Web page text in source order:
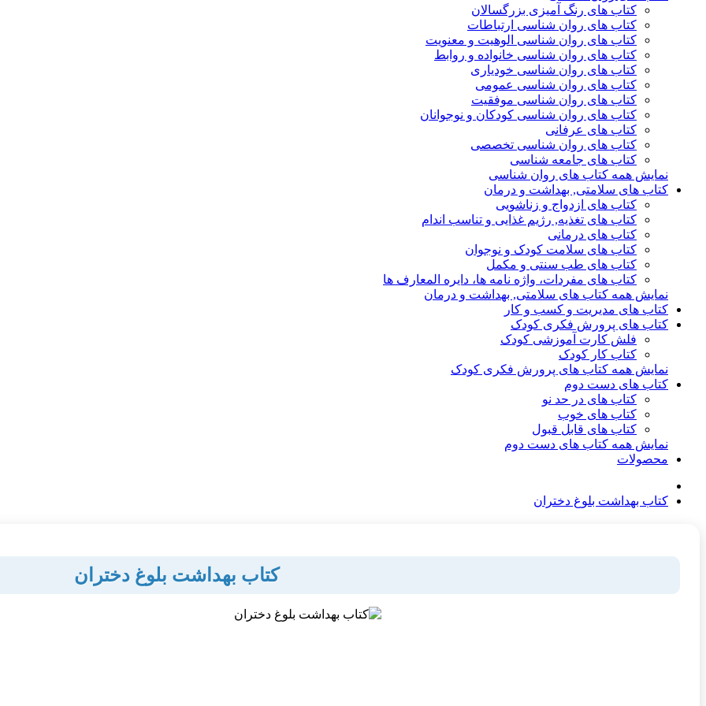
کتاب های رنگ آمیزی بزرگسالان
کتاب های روان شناسی ارتباطات
کتاب های روان شناسی الوهیت و معنویت
کتاب های روان شناسی خانواده و روابط
کتاب های روان شناسی خودیاری
کتاب های روان شناسی عمومی
کتاب های روان شناسی موفقیت
کتاب های روان شناسی کودکان و نوجوانان
کتاب های عرفانی
کتاب های روان شناسی تخصصی
کتاب های جامعه شناسی
نمایش همه کتاب های روان شناسی
کتاب های سلامتی, بهداشت و درمان
کتاب های ازدواج و زناشویی
کتاب های تغذیه, رژیم غذایی و تناسب اندام
کتاب های درمانی
کتاب های سلامت کودک و نوجوان
کتاب های طب سنتی و مکمل
کتاب های مفردات، واژه نامه ها، دایره المعارف ها
نمایش همه کتاب های سلامتی, بهداشت و درمان
کتاب های مدیریت و کسب و کار
کتاب های پرورش فکری کودک
فلش کارت آموزشی کودک
کتاب کار کودک
نمایش همه کتاب های پرورش فکری کودک
کتاب های دست دوم
کتاب های در حد نو
کتاب های خوب
کتاب های قابل قبول
نمایش همه کتاب های دست دوم
محصولات
کتاب بهداشت بلوغ دختران
کتاب بهداشت بلوغ دختران